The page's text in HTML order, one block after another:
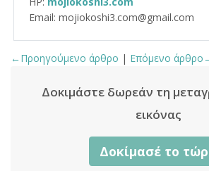
Email: mojiokoshi3.com@gmail.com
←Προηγούμενο άρθρο | Επόμενο
Δοκιμάστε δωρεάν τη
εικόνας
Δοκίμασέ το